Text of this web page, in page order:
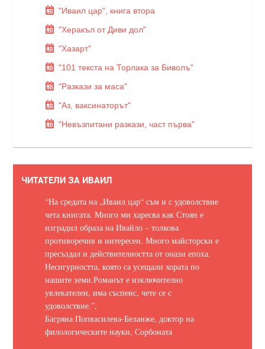
"Иваил цар", книга втора
"Херакъл от Диви дол"
"Хазарт"
"101 текста на Торлака за Биволъ"
"Разкази за маса"
"Аз, ваксинаторът"
"Невъзпитани разкази, част първа"
ЧИТАТЕЛИ ЗА ИВАИЛ
“На средата на „Иваил цар“ съм и с удоволствие
чета книгата. Много ми харесва как Стоян е
изградил образа на Ивайло – толкова
противоречив и интересен. Много майсторски е
пресъздал и действителността от онази епоха.
Несигурността, която са усещали хората по
нашите земи.Романът е изключително
увлекателен, има съспенс, чете се с
удоволствие.”,
Багряна Попвасилева-Беланже, доктор на
филологическите науки, Сорбоната